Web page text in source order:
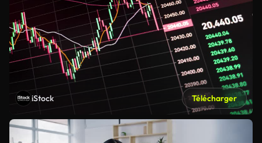
iStock Télécharger